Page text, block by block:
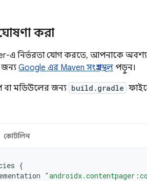
করা
এ নির্ভরতা যোগ করতে, আপনাকে
Google এর Maven সংগ্রহস্থল পড়ুন।
মডিউলের জন্য build.gradle
কোটলিন
{